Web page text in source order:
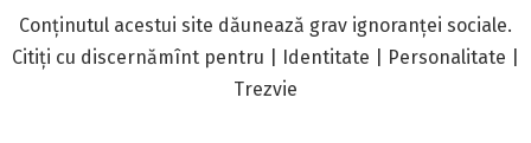
Conținutul acestui site dăunează grav ignoranței sociale.
Citiți cu discernămînt pentru | Identitate | Personalitate |
Trezvie